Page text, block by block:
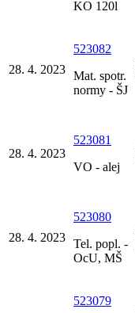
KO 120l
28. 4. 2023
523082
Mat. spotr.
normy - ŠJ
28. 4. 2023
523081
VO - alej
28. 4. 2023
523080
Tel. popl. -
OcU, MŠ
523079